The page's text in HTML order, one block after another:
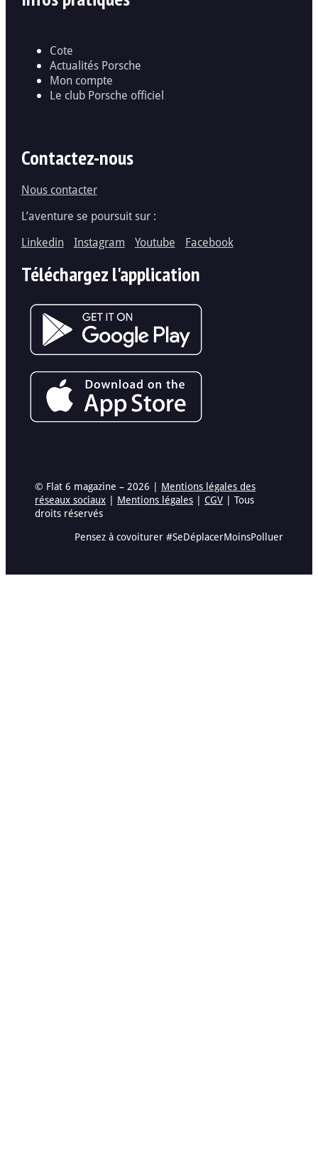
Cote
Actualités Porsche
Mon compte
Le club Porsche officiel
Contactez-nous
Nous contacter
L’aventure se poursuit sur :
Linkedin
Instagram Youtube Facebook
Téléchargez l'application
© Flat 6 magazine – 2026 | Mentions légales des
réseaux sociaux | Mentions légales |CGV | Tous
droits réservés
Pensez à covoiturer #SeDéplacerMoinsPolluer